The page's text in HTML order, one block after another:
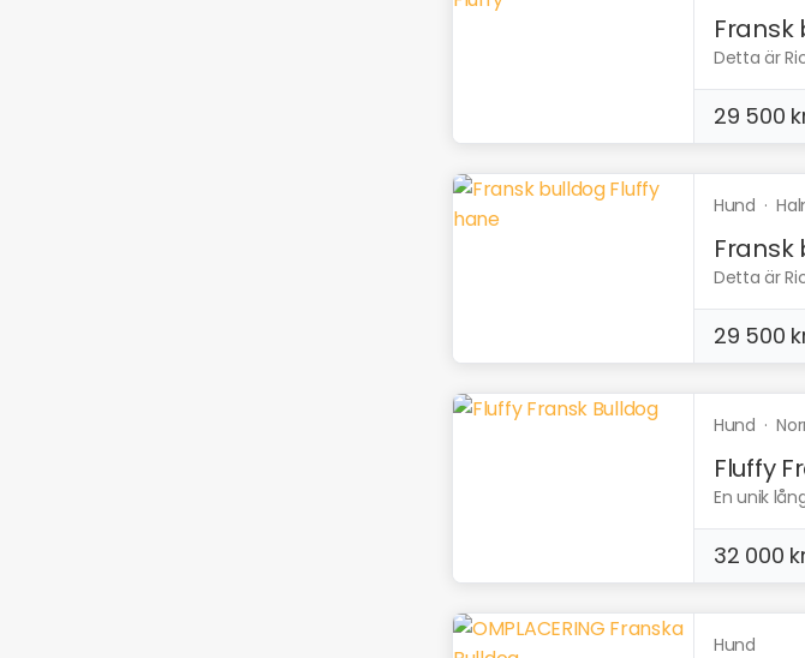
Fransk
Detta är
29 500
Hund ·
Fransk
Detta är
29 500
Hund ·
Fluffy
En unik
32 000
Hund